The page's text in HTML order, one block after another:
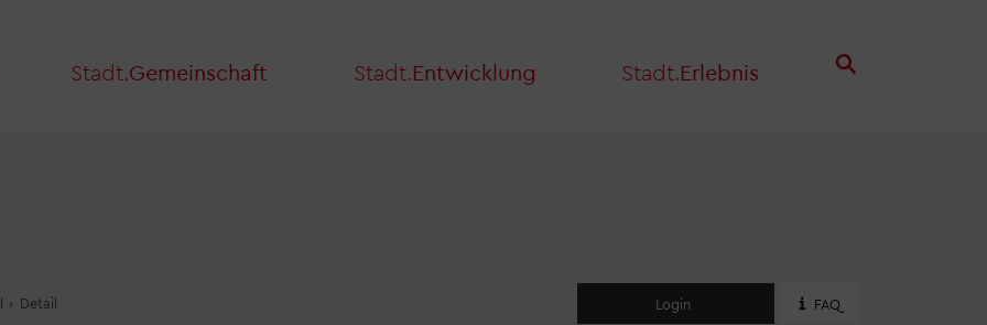
Stadt. Gemeinschaft Stadt. Entwicklung Stadt. Erlebnis
› Detail Login FAQ